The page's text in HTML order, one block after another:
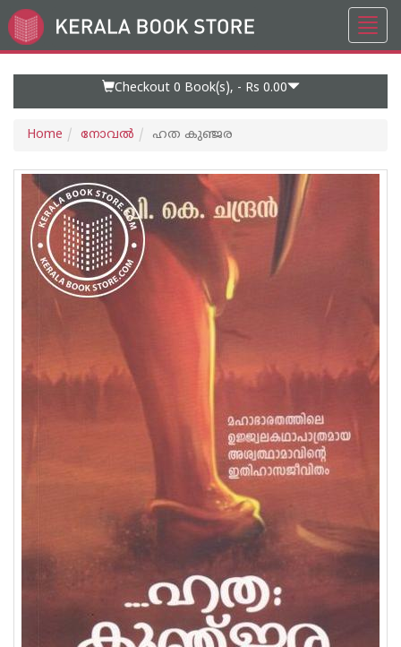
Go
to
Checkout 0 Book(s), - Rs 0.00
Home നോവല്‍ ഹത കുഞ്ജര